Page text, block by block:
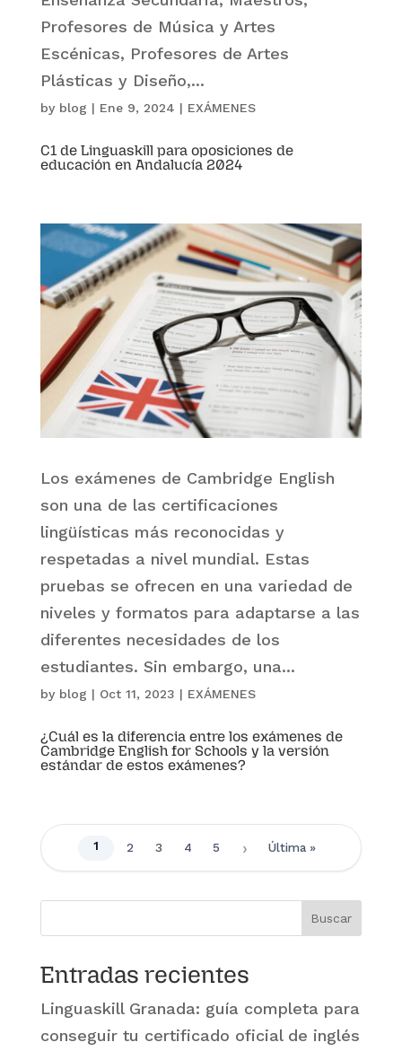
C1 de Linguaskill para oposiciones de
educación en Andalucía 2024
by blog | Ene 9, 2024 | EXÁMENES
Profesores de Música y Artes
Escénicas, Profesores de Artes
Plásticas y Diseño,...
¿Cuál es la diferencia entre los exámenes de
Cambridge English for Schools y la versión
estándar de estos exámenes?
by blog | Oct 11, 2023 | EXÁMENES
Los exámenes de Cambridge English
son una de las certificaciones
lingüísticas más reconocidas y
respetadas a nivel mundial. Estas
pruebas se ofrecen en una variedad de
niveles y formatos para adaptarse a las
diferentes necesidades de los
estudiantes. Sin embargo, una...
1 2 3 4 5 Última »
Buscar
Entradas recientes
Linguaskill Granada: guía completa para
conseguir tu certificado oficial de inglés